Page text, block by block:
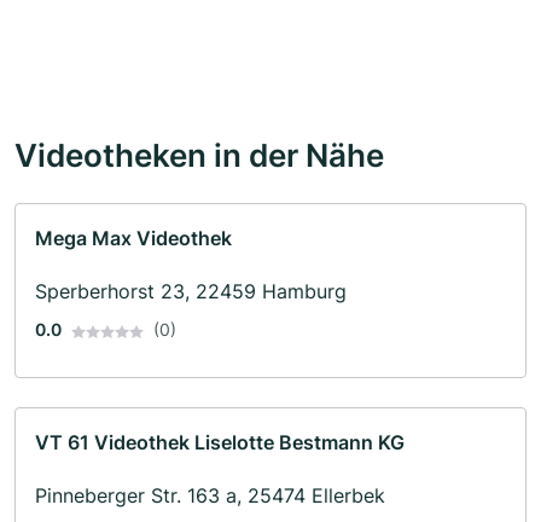
Videotheken in der Nähe
Mega Max Videothek
Sperberhorst 23, 22459 Hamburg
0.0 (0)
VT 61 Videothek Liselotte Bestmann KG
Pinneberger Str. 163 a, 25474 Ellerbek